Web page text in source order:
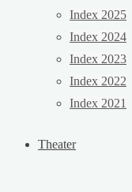
Index 2025
Index 2024
Index 2023
Index 2022
Index 2021
Theater